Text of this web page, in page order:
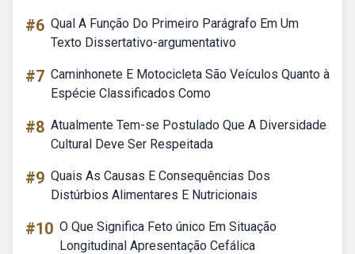
#6 Qual A Função Do Primeiro Parágrafo Em Um
Texto Dissertativo-argumentativo
#7 Caminhonete E Motocicleta São Veículos Quanto à
Espécie Classificados Como
#8 Atualmente Tem-se Postulado Que A Diversidade
Cultural Deve Ser Respeitada
#9 Quais As Causas E Consequências Dos
Distúrbios Alimentares E Nutricionais
#10 O Que Significa Feto único Em Situação
Longitudinal Apresentação Cefálica